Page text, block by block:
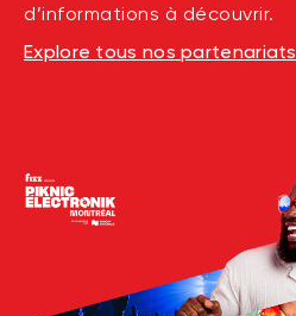
d’informations à découvrir.
Explore tous nos partenariats